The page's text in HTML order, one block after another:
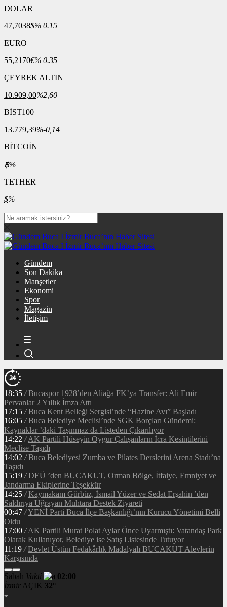
DOLAR
47,7038$% 0.15
EURO
55,2170€% 0.35
ÇEYREK ALTIN
10.909,00%2,60
BİST100
13.779,39%-0,14
BİTCOİN
฿%
TETHER
$%
Gündem
Son Dakika
Manşetler
Ekonomi
Spor
Magazin
İletişim
18:35 / Bucaspor 1928’den Aliağa FK’ya Transfer: Ali Emir
Pervanlar 2 Yıllık İmza Attı
17:15 / Buca Kent Belleği Sergisi’nde “Hazine Avı” Başladı
16:05 / Buca Belediye Meclisi’nde SGK Borçları Gündemi:
Kaynaklar ’daki Taşınmaz da Listeden Çıkarılıyor
14:22 / AK Partili Hüseyin Oygur Çalışanların İcra Kesintilerini
Meclise Taşıdı
14:02 / Buca Belediyesi Zumba ve Pilates Derslerini Arena Stadı’na
Taşıdı
15:19 / DEÜ ’den BUCAKUT, Orman Bölge, İtfaiye, Emniyet ve
Jandarma Ekiplerine Teşekkür
14:25 / Kaymakam Gürbüz, İsmail Yüzer ve Sedat Erşahin ’den
Saldırıya Uğrayan Muhtara Destek Ziyareti
00:47 /YENİ Parti Buca İlçe Başkanlığı’nın Kurucu Yönetimi Belli
Oldu
17:00 / AK Partili Murat Polat Aylar Önce Uyarmıştı: Vatandaş Park
Olarak Kullanıyor, Belediye ise Satış Listesinde Tutuyor
11:19 / Devlet Üstün Fedakârlık Madalyalı BUCAKUT Alevlerin
Karşısında
Sabah Vakti
02:00
İzmir AÇIK 32°